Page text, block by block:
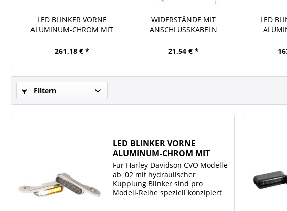
LED BLINKER VORNE
ALUMINUM-CHROM MIT
261,18 € *
WIDERSTÄNDE MIT
ANSCHLUSSKABELN
21,54 € *
LED
Filtern
LED BLINKER VORNE
ALUMINUM-CHROM MIT
STANDLICHT
Für Harley-Davidson CVO Modelle
ab '02 mit hydraulischer
Kupplung Blinker sind pro
Modell-Reihe speziell konzipiert